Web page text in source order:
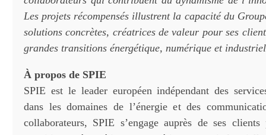
Les projets récompensés illustrent la capacité du
solutions concrètes, créatrices de valeur pour ses
grandes transitions énergétique, numérique et
À propos de SPIE
SPIE est le leader européen indépendant des
dans les domaines de l’énergie et des
collaborateurs, SPIE s’engage auprès de ses